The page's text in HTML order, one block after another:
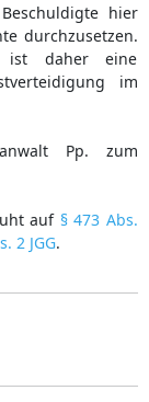
hier
durchzusetzen.
ist daher eine
im
Pp. zum
auf § 473 Abs.
2 JGG.